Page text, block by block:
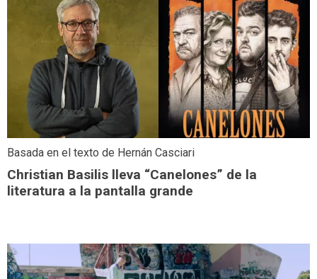
Basada en el texto de Hernán Casciari
Christian Basilis lleva “Canelones” de la
literatura a la pantalla grande